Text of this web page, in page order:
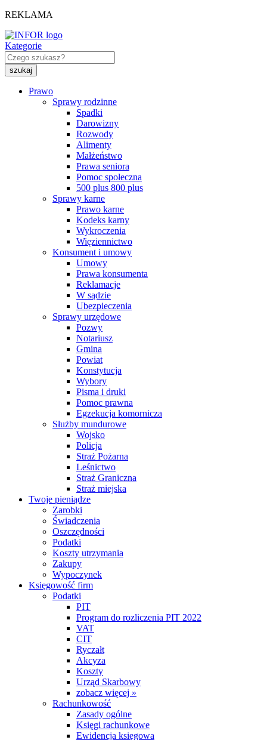
REKLAMA
Kategorie
Prawo
Sprawy rodzinne
Spadki
Darowizny
Rozwody
Alimenty
Małżeństwo
Prawa seniora
Pomoc społeczna
500 plus 800 plus
Sprawy karne
Prawo karne
Kodeks karny
Wykroczenia
Więziennictwo
Konsument i umowy
Umowy
Prawa konsumenta
Reklamacje
W sądzie
Ubezpieczenia
Sprawy urzędowe
Pozwy
Notariusz
Gmina
Powiat
Konstytucja
Wybory
Pisma i druki
Pomoc prawna
Egzekucja komornicza
Służby mundurowe
Wojsko
Policja
Straż Pożarna
Leśnictwo
Straż Graniczna
Straż miejska
Twoje pieniądze
Zarobki
Świadczenia
Oszczędności
Podatki
Koszty utrzymania
Zakupy
Wypoczynek
Księgowość firm
Podatki
PIT
Program do rozliczenia PIT 2022
VAT
CIT
Ryczałt
Akcyza
Koszty
Urząd Skarbowy
zobacz więcej »
Rachunkowość
Zasady ogólne
Księgi rachunkowe
Ewidencja księgowa